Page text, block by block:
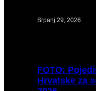
Srpanj 29, 2026
FOTO:
Hrvatske za